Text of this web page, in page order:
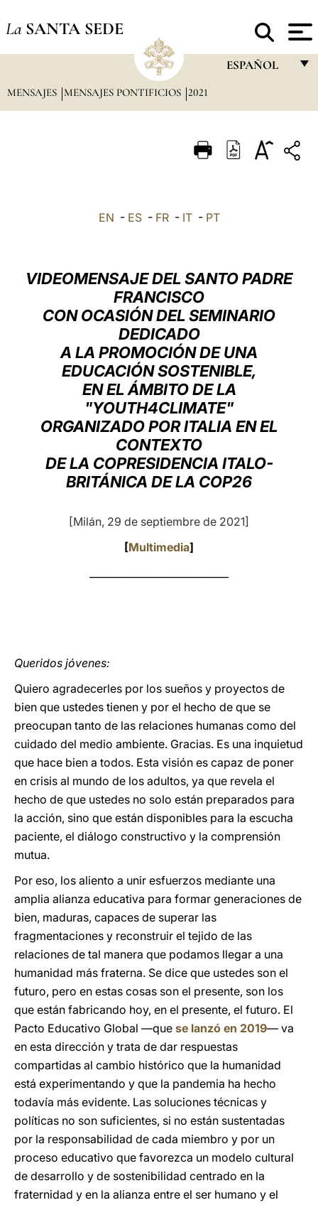
La SANTA SEDE
ESPAÑOL
ITALIANO
العربيّة
中文
MENSAJES MENSAJES PONTIFICIOS 2021
EN - ES- FR- IT- PT
VIDEOMENSAJE DEL SANTO PADRE
FRANCISCO
CON OCASIÓN DEL SEMINARIO
DEDICADO
A LA PROMOCIÓN DE UNA
EDUCACIÓN SOSTENIBLE,
EN EL ÁMBITO DE LA
"YOUTH4CLIMATE"
ORGANIZADO POR ITALIA EN EL
CONTEXTO
DE LA COPRESIDENCIA ITALO-
BRITÁNICA DE LA COP26
[Milán, 29 de septiembre de 2021]
[Multimedia]
Queridos jóvenes:
Quiero agradecerles por los sueños y proyectos de
bien que ustedes tienen y por el hecho de que se
preocupan tanto de las relaciones humanas como del
cuidado del medio ambiente. Gracias. Es una inquietud
que hace bien a todos. Esta visión es capaz de poner
en crisis al mundo de los adultos, ya que revela el
hecho de que ustedes no solo están preparados para
la acción, sino que están disponibles para la escucha
paciente, el diálogo constructivo y la comprensión
mutua.
Por eso, los aliento a unir esfuerzos mediante una
amplia alianza educativa para formar generaciones de
bien, maduras, capaces de superar las
fragmentaciones y reconstruir el tejido de las
relaciones de tal manera que podamos llegar a una
humanidad más fraterna. Se dice que ustedes son el
futuro, pero en estas cosas son el presente, son los
que están fabricando hoy, en el presente, el futuro. El
Pacto Educativo Global —que se lanzó en 2019— va
en esta dirección y trata de dar respuestas
compartidas al cambio histórico que la humanidad
está experimentando y que la pandemia ha hecho
todavía más evidente. Las soluciones técnicas y
políticas no son suficientes, si no están sustentadas
por la responsabilidad de cada miembro y por un
proceso educativo que favorezca un modelo cultural
de desarrollo y de sostenibilidad centrado en la
fraternidad y en la alianza entre el ser humano y el